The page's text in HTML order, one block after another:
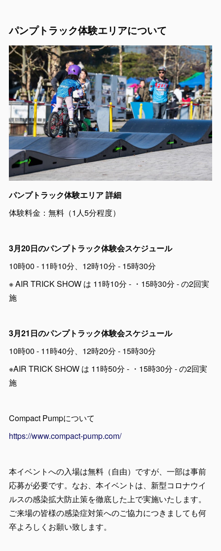
パンプトラック体験エリアについて
パンプトラック体験エリア 詳細
体験料金：無料（1人5分程度）
3月20日のパンプトラック体験会スケジュール
10時00 - 11時10分、12時10分 - 15時30分
※ AIR TRICK SHOW は 11時10分 - ・15時30分 - の2回実
施
3月21日のパンプトラック体験会スケジュール
10時00 - 11時40分、12時20分 - 15時30分
※AIR TRICK SHOW は 11時50分 - ・15時30分 - の2回実
施
Compact Pumpについて
https://www.compact-pump.com/
本イベントへの入場は無料（自由）ですが、一部は事前
応募が必要です。なお、本イベントは、新型コロナウイ
ルスの感染拡大防止策を徹底した上で実施いたします。
ご来場の皆様の感染症対策へのご協力につきましても何
卒よろしくお願い致します。